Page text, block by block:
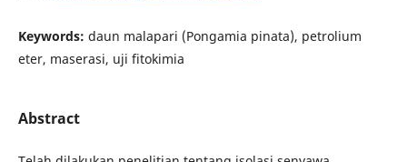
Keywords: daun malapari (Pongamia pinata), petrolium
eter, maserasi, uji fitokimia
Abstract